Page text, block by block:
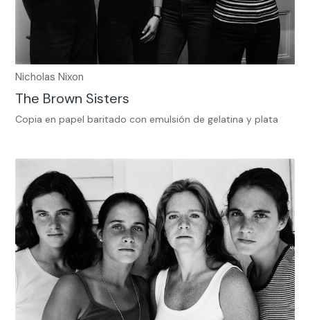
Nicholas Nixon
The Brown Sisters
Copia en papel baritado con emulsión de gelatina y plata